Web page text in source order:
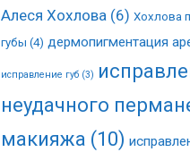
Алеся Хохлова(6) Хохлова
губы (4) дермопигментация
исправление губ(3)
неудачного
макияжа (10)